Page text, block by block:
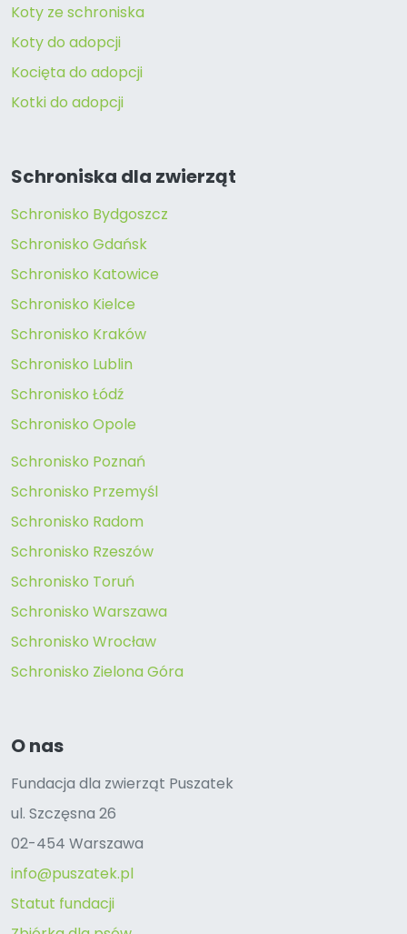
Koty ze schroniska
Koty do adopcji
Kocięta do adopcji
Kotki do adopcji
Schroniska dla zwierząt
Schronisko Bydgoszcz
Schronisko Gdańsk
Schronisko Katowice
Schronisko Kielce
Schronisko Kraków
Schronisko Lublin
Schronisko Łódź
Schronisko Opole
Schronisko Poznań
Schronisko Przemyśl
Schronisko Radom
Schronisko Rzeszów
Schronisko Toruń
Schronisko Warszawa
Schronisko Wrocław
Schronisko Zielona Góra
O nas
Fundacja dla zwierząt Puszatek
ul. Szczęsna 26
02-454 Warszawa
info@puszatek.pl
Statut fundacji